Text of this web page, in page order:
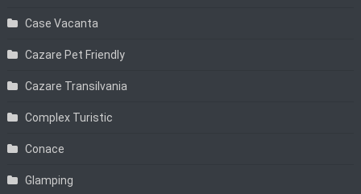
Case Vacanta
Cazare Pet Friendly
Cazare Transilvania
Complex Turistic
Conace
Glamping